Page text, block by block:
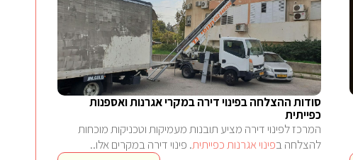
סודות ההצלחה בפינוי דירה במקרי אגרנות ואספנות
כפייתית
המרכז לפינוי דירה מציע תובנות מעמיקות וטכניקות מוכחות
להצלחה בפינוי אגרנות כפייתית. פינוי דירה במקרים אלו..